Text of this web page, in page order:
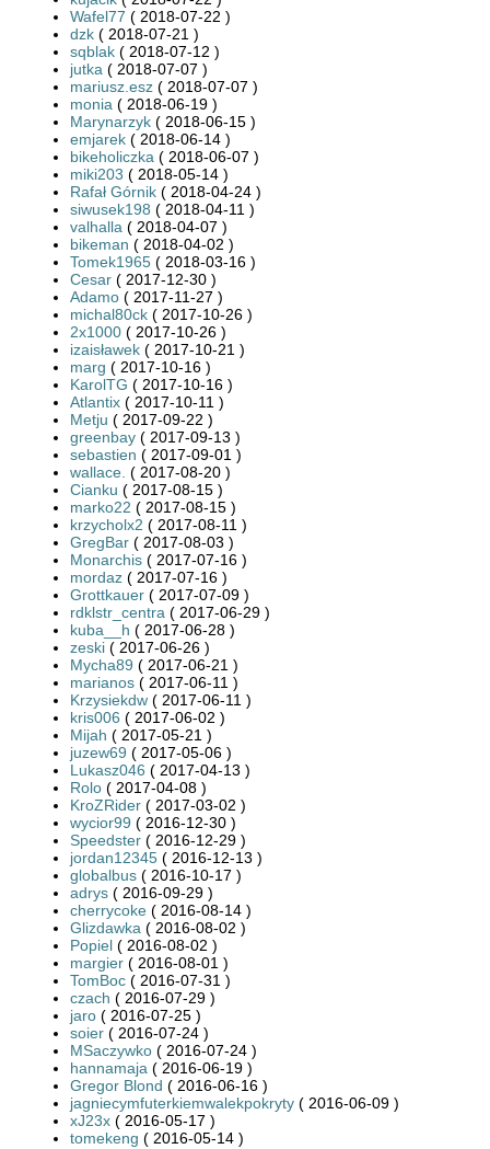
Wafel77 ( 2018-07-22 )
dzk ( 2018-07-21 )
sqblak ( 2018-07-12 )
jutka ( 2018-07-07 )
mariusz.esz ( 2018-07-07 )
monia ( 2018-06-19 )
Marynarzyk ( 2018-06-15 )
emjarek ( 2018-06-14 )
bikeholiczka ( 2018-06-07 )
miki203 ( 2018-05-14 )
Rafał Górnik ( 2018-04-24 )
siwusek198 ( 2018-04-11 )
valhalla ( 2018-04-07 )
bikeman ( 2018-04-02 )
Tomek1965 ( 2018-03-16 )
Cesar ( 2017-12-30 )
Adamo ( 2017-11-27 )
michal80ck ( 2017-10-26 )
2x1000 ( 2017-10-26 )
izaisławek ( 2017-10-21 )
marg ( 2017-10-16 )
KarolTG ( 2017-10-16 )
Atlantix ( 2017-10-11 )
Metju ( 2017-09-22 )
greenbay ( 2017-09-13 )
sebastien ( 2017-09-01 )
wallace. ( 2017-08-20 )
Cianku ( 2017-08-15 )
marko22 ( 2017-08-15 )
krzycholx2 ( 2017-08-11 )
GregBar ( 2017-08-03 )
Monarchis ( 2017-07-16 )
mordaz ( 2017-07-16 )
Grottkauer ( 2017-07-09 )
rdklstr_centra ( 2017-06-29 )
kuba__h ( 2017-06-28 )
zeski ( 2017-06-26 )
Mycha89 ( 2017-06-21 )
marianos ( 2017-06-11 )
Krzysiekdw ( 2017-06-11 )
kris006 ( 2017-06-02 )
Mijah ( 2017-05-21 )
juzew69 ( 2017-05-06 )
Lukasz046 ( 2017-04-13 )
Rolo ( 2017-04-08 )
KroZRider ( 2017-03-02 )
wycior99 ( 2016-12-30 )
Speedster ( 2016-12-29 )
jordan12345 ( 2016-12-13 )
globalbus ( 2016-10-17 )
adrys ( 2016-09-29 )
cherrycoke ( 2016-08-14 )
Glizdawka ( 2016-08-02 )
Popiel ( 2016-08-02 )
margier ( 2016-08-01 )
TomBoc ( 2016-07-31 )
czach ( 2016-07-29 )
jaro ( 2016-07-25 )
soier ( 2016-07-24 )
MSaczywko ( 2016-07-24 )
hannamaja ( 2016-06-19 )
Gregor Blond ( 2016-06-16 )
jagniecymfuterkiemwalekpokryty ( 2016-06-09 )
xJ23x ( 2016-05-17 )
tomekeng ( 2016-05-14 )